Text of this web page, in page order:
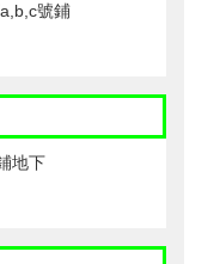
號鋪
地下